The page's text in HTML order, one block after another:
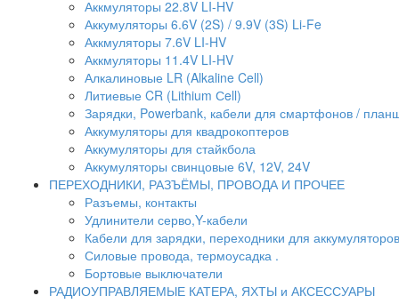
Аккмуляторы 22.8V LI-HV
Аккумуляторы 6.6V (2S) / 9.9V (3S) Li-Fe
Аккмуляторы 7.6V LI-HV
Аккмуляторы 11.4V LI-HV
Алкалиновые LR (Alkaline Cell)
Литиевые CR (Lithium Сell)
Зарядки, Powerbank, кабели для смартфонов /
Аккумуляторы для квадрокоптеров
Аккумуляторы для стайкбола
Аккумуляторы свинцовые 6V, 12V, 24V
ПЕРЕХОДНИКИ, РАЗЪЁМЫ, ПРОВОДА И ПРОЧЕЕ
Разъемы, контакты
Удлинители серво,Y-кабели
Кабели для зарядки, переходники для аккумуляторов
Силовые провода, термоусадка .
Бортовые выключатели
РАДИОУПРАВЛЯЕМЫЕ КАТЕРА, ЯХТЫ и АКСЕССУАРЫ